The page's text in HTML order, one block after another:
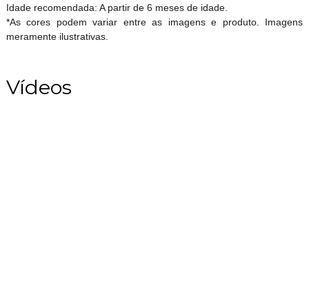
Idade recomendada: A partir de 6 meses de idade.
*As cores podem variar entre as imagens e produto. Imagens
meramente ilustrativas.
Vídeos